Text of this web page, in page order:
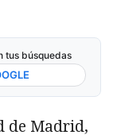
tus búsquedas
de Madrid,